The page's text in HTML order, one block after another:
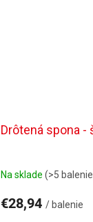
Drôtená spona -
Na sklade (>5
€28,94 / balenie